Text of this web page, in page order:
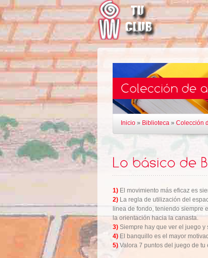
Inicio » Biblioteca » Colección
1) El movimiento más eficaz es
2) La regla de utilización del
linea de fondo, teniendo siempre
la orientación hacia la canasta.
3) Siempre hay que ver el juego
4) El banquillo es el mayor
5) Valora 7 puntos del juego de tu